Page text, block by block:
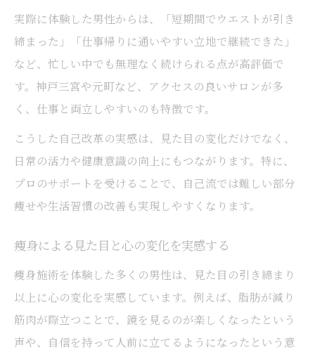
実際に体験した男性からは、「短期間でウエストが引き
締まった」「仕事帰りに通いやすい立地で継続できた」
など、忙しい中でも無理なく続けられる点が高評価で
す。神戸三宮や元町など、アクセスの良いサロンが多
く、仕事と両立しやすいのも特徴です。
こうした自己改革の実感は、見た目の変化だけでなく、
日常の活力や健康意識の向上にもつながります。特に、
プロのサポートを受けることで、自己流では難しい部分
痩せや生活習慣の改善も実現しやすくなります。
痩身による見た目と心の変化を実感する
痩身施術を体験した多くの男性は、見た目の引き締まり
以上に心の変化を実感しています。例えば、脂肪が減り
筋肉が際立つことで、鏡を見るのが楽しくなったという
声や、自信を持って人前に立てるようになったという意